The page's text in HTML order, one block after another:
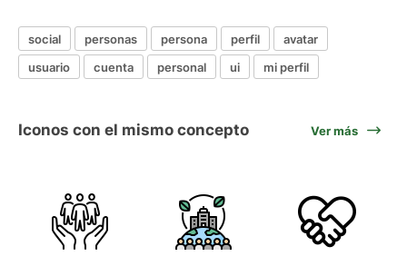
social personas persona perfil
avatar
usuario
cuenta personal ui mi perfil
Iconos con el mismo concepto Ver más